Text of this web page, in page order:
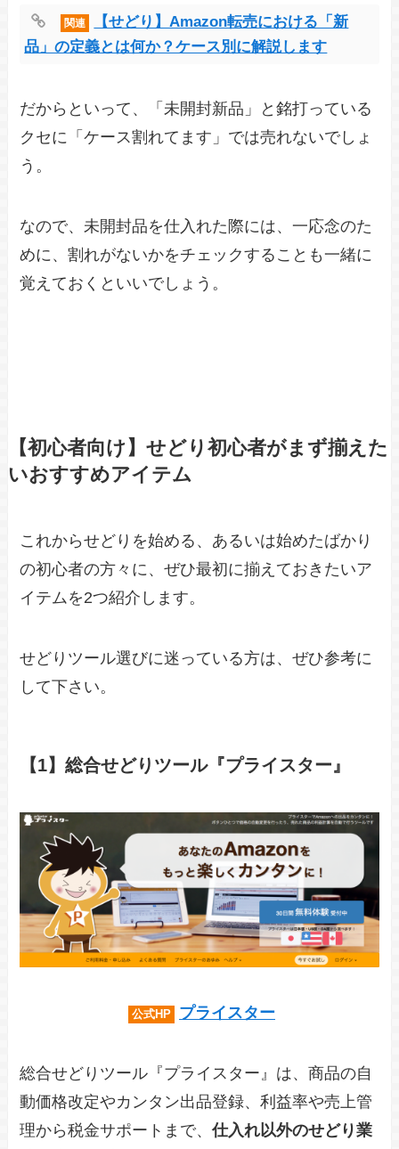
関連
【せどり】Amazon転売における「新
品」の定義とは何か？ケース別に解説します
だからといって、「未開封新品」と銘打っている
クセに「ケース割れてます」では売れないでしょ
う。
なので、未開封品を仕入れた際には、一応念のた
めに、割れがないかをチェックすることも一緒に
覚えておくといいでしょう。
【初心者向け】せどり初心者がまず揃えた
いおすすめアイテム
これからせどりを始める、あるいは始めたばかり
の初心者の方々に、ぜひ最初に揃えておきたいア
イテムを2つ紹介します。
せどりツール選びに迷っている方は、ぜひ参考に
して下さい。
【1】総合せどりツール『プライスター』
公式HP プライスター
総合せどりツール『プライスター』は、商品の自
動価格改定やカンタン出品登録、利益率や売上管
理から税金サポートまで、仕入れ以外のせどり業